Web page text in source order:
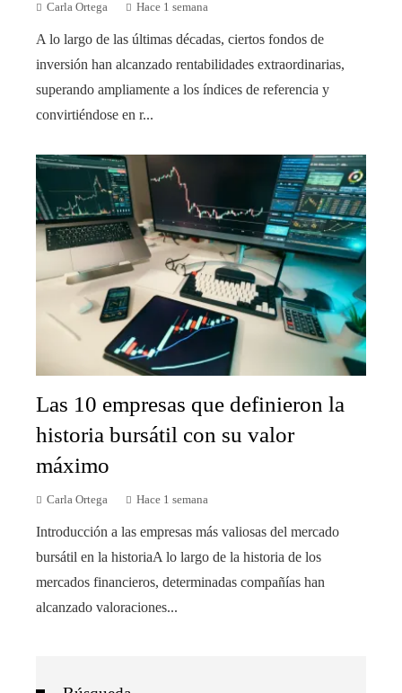
Carla Ortega Hace 1 semana
A lo largo de las últimas décadas, ciertos fondos de
inversión han alcanzado rentabilidades extraordinarias,
superando ampliamente a los índices de referencia y
convirtiéndose en r...
Las 10 empresas que definieron la
historia bursátil con su valor
máximo
Carla Ortega Hace 1 semana
Introducción a las empresas más valiosas del mercado
bursátil en la historiaA lo largo de la historia de los
mercados financieros, determinadas compañías han
alcanzado valoraciones...